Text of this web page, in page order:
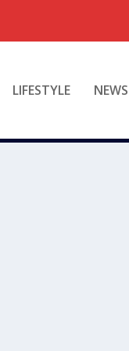
LIFESTYLE NEWS